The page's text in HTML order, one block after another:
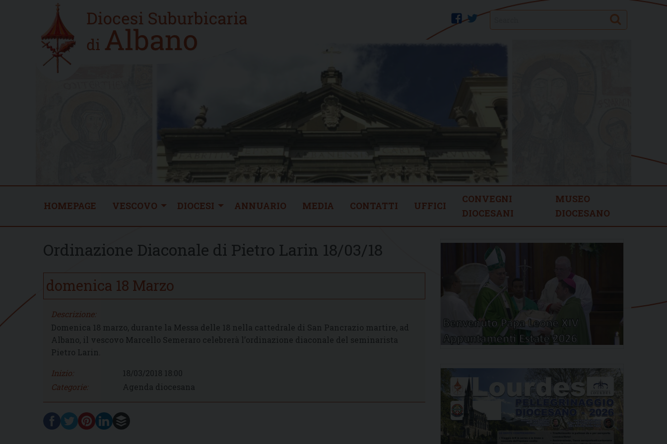
Home
new
twitter
facebook Search
HOMEPAGE VESCOVO DIOCESI ANNUARIO MEDIA CONTATTI UFFICI
CONVEGNI
DIOCESANI
MUSEO
DIOCESANO
Ordinazione Diaconale di Pietro Larin 18/03/18
domenica 18 Marzo
Descrizione:
Domenica 18 marzo, durante la Messa delle 18 nella cattedrale di San Pancrazio martire, ad
Albano, il vescovo Marcello Semeraro celebrerà l’ordinazione diaconale del seminarista
Pietro Larin.
Inizio:
18/03/2018 18:00
Categorie:
Agenda diocesana